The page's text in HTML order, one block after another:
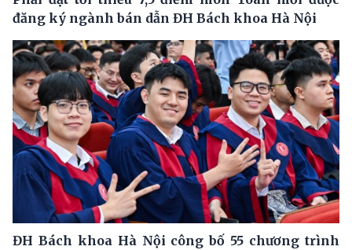
đăng ký ngành bán dẫn ĐH Bách khoa Hà Nội
ĐH Bách khoa Hà Nội công bố 55 chương trình